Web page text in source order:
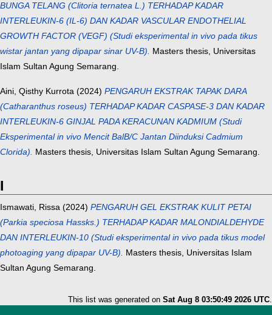
BUNGA TELANG (Clitoria ternatea L.) TERHADAP KADAR
INTERLEUKIN-6 (IL-6) DAN KADAR VASCULAR ENDOTHELIAL
GROWTH FACTOR (VEGF) (Studi eksperimental in vivo pada tikus
wistar jantan yang dipapar sinar UV-B). Masters thesis, Universitas
Islam Sultan Agung Semarang.
Aini, Qisthy Kurrota (2024) PENGARUH EKSTRAK TAPAK DARA
(Catharanthus roseus) TERHADAP KADAR CASPASE-3 DAN KADAR
INTERLEUKIN-6 GINJAL PADA KERACUNAN KADMIUM (Studi
Eksperimental in vivo Mencit BalB/C Jantan Diinduksi Cadmium
Clorida). Masters thesis, Universitas Islam Sultan Agung Semarang.
I
Ismawati, Rissa (2024) PENGARUH GEL EKSTRAK KULIT PETAI
(Parkia speciosa Hassks.) TERHADAP KADAR MALONDIALDEHYDE
DAN INTERLEUKIN-10 (Studi eksperimental in vivo pada tikus model
photoaging yang dipapar UV-B). Masters thesis, Universitas Islam
Sultan Agung Semarang.
This list was generated on Sat Aug 8 03:50:49 2026 UTC.